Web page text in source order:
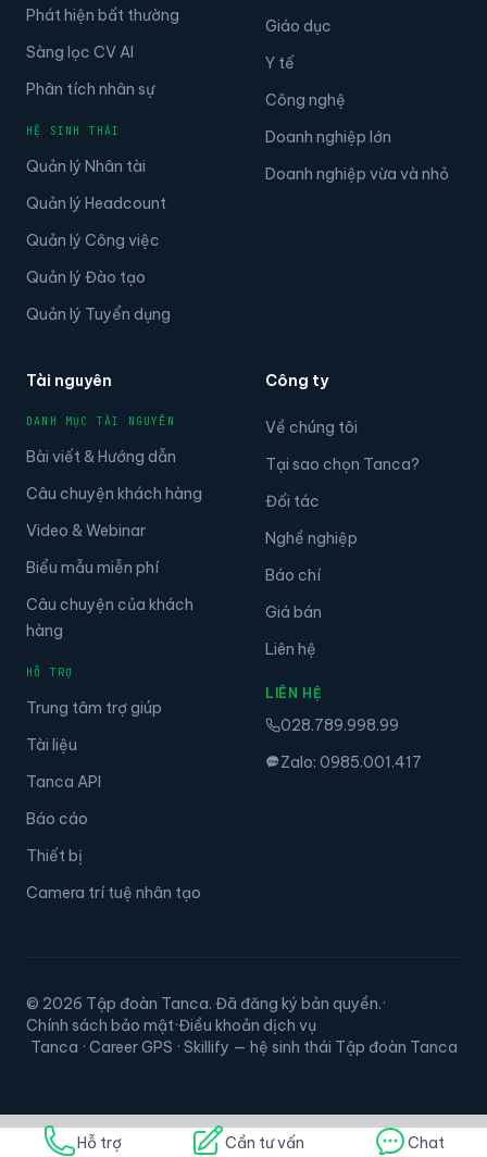
Phát hiện bất thường
Sàng lọc CV AI
Phân tích nhân sự
HỆ SINH THÁI
Quản lý Nhân tài
Quản lý Headcount
Quản lý Công việc
Quản lý Đào tạo
Quản lý Tuyển dụng
Giáo dục
Y tế
Công nghệ
Doanh nghiệp lớn
Doanh nghiệp vừa và nhỏ
Tài nguyên
DANH MỤC TÀI NGUYÊN
Bài viết & Hướng dẫn
Câu chuyện khách hàng
Video & Webinar
Biểu mẫu miễn phí
Câu chuyện của khách
hàng
HỖ TRỢ
Trung tâm trợ giúp
Tài liệu
Tanca API
Báo cáo
Thiết bị
Camera trí tuệ nhân tạo
Công ty
Về chúng tôi
Tại sao chọn Tanca?
Đối tác
Nghề nghiệp
Báo chí
Giá bán
Liên hệ
LIÊN HỆ
028.789.998.99
Zalo: 0985.001.417
© 2026 Tập đoàn Tanca. Đã đăng ký bản quyền.·
Chính sách bảo mật·Điều khoản dịch vụ
Tanca · Career GPS · Skillify — hệ sinh thái Tập đoàn Tanca
Hỗ trợ Cần tư vấn Chat